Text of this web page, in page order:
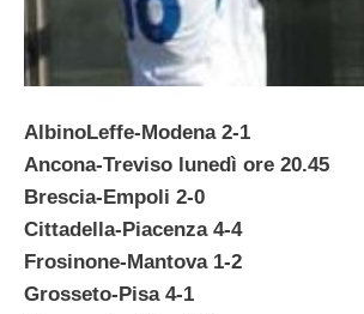
AlbinoLeffe-Modena 2-1
Ancona-Treviso lunedì ore 20.45
Brescia-Empoli 2-0
Cittadella-Piacenza 4-4
Frosinone-Mantova 1-2
Grosseto-Pisa 4-1